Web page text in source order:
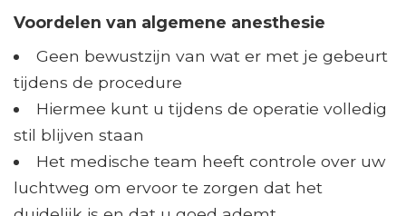
Voordelen van algemene anesthesie
Geen bewustzijn van wat er met je gebeurt
tijdens de procedure
Hiermee kunt u tijdens de operatie volledig
stil blijven staan
Het medische team heeft controle over uw
luchtweg om ervoor te zorgen dat het